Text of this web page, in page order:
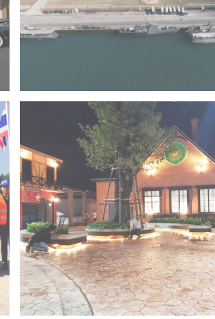
Project 13 – Multipurpose Facility